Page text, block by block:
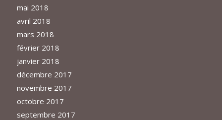
mai 2018
avril 2018
mars 2018
février 2018
janvier 2018
décembre 2017
novembre 2017
octobre 2017
septembre 2017